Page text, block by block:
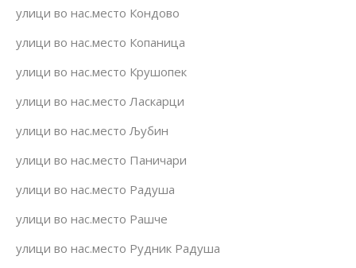
улици во нас.место Кондово
улици во нас.место Копаница
улици во нас.место Крушопек
улици во нас.место Ласкарци
улици во нас.место Љубин
улици во нас.место Паничари
улици во нас.место Радуша
улици во нас.место Рашче
улици во нас.место Рудник Радуша